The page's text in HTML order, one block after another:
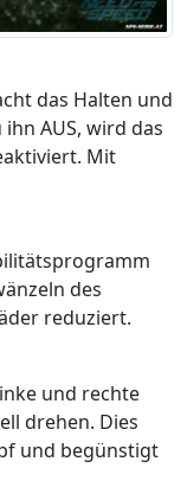
das Halten und
AUS, wird das
Mit
des
reduziert.
und rechte
drehen. Dies
und begünstigt